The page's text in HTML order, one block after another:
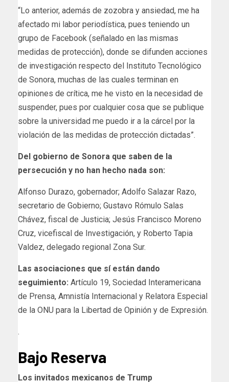
“Lo anterior, además de zozobra y ansiedad, me ha
afectado mi labor periodística, pues teniendo un
grupo de Facebook (señalado en las mismas
medidas de protección), donde se difunden acciones
de investigación respecto del Instituto Tecnológico
de Sonora, muchas de las cuales terminan en
opiniones de crítica, me he visto en la necesidad de
suspender, pues por cualquier cosa que se publique
sobre la universidad me puedo ir a la cárcel por la
violación de las medidas de protección dictadas”.
Del gobierno de Sonora que saben de la
persecución y no han hecho nada son:
Alfonso Durazo, gobernador; Adolfo Salazar Razo,
secretario de Gobierno; Gustavo Rómulo Salas
Chávez, fiscal de Justicia; Jesús Francisco Moreno
Cruz, vicefiscal de Investigación, y Roberto Tapia
Valdez, delegado regional Zona Sur.
Las asociaciones que sí están dando
seguimiento: Artículo 19, Sociedad Interamericana
de Prensa, Amnistía Internacional y Relatora Especial
de la ONU para la Libertad de Opinión y de Expresión.
.
Bajo Reserva
Los invitados mexicanos de Trump